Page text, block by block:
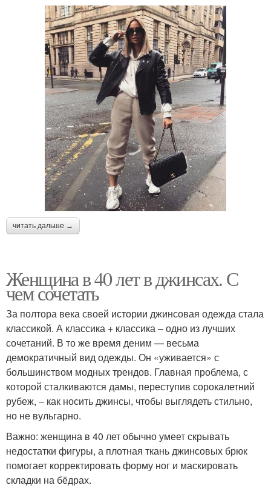
читать дальше →
Женщина в 40 лет в джинсах. С
чем сочетать
За полтора века своей истории джинсовая одежда стала
классикой. А классика + классика – одно из лучших
сочетаний. В то же время деним — весьма
демократичный вид одежды. Он «уживается» с
большинством модных трендов. Главная проблема, с
которой сталкиваются дамы, переступив сорокалетний
рубеж, – как носить джинсы, чтобы выглядеть стильно,
но не вульгарно.
Важно: женщина в 40 лет обычно умеет скрывать
недостатки фигуры, а плотная ткань джинсовых брюк
помогает корректировать форму ног и маскировать
складки на бёдрах.